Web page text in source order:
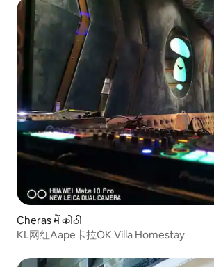
Cheras में कोठी
KL网红Aape卡拉OK Villa Homestay